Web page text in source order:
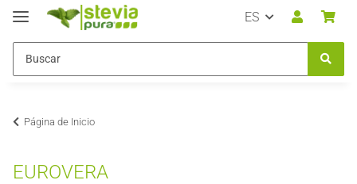
ES
Página de Inicio
EUROVERA